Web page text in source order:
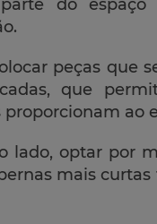
do
peças que
que
proporcionam ao
lado, optar por
mais